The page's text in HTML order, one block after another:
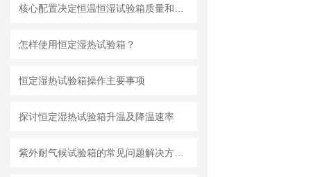
怎样使用恒定湿热试验箱？
恒定湿热试验箱操作主要事项
探讨恒定湿热试验箱升温及降温速率